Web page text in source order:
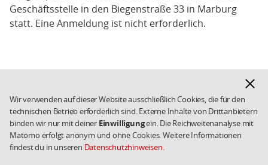
Wir verwenden auf dieser Website ausschließlich Cookies, die für den
technischen Betrieb erforderlich sind. Externe Inhalte von Drittanbietern
binden wir nur mit deiner Einwilligungein. Die Reichweitenanalyse mit
Matomo erfolgt anonym und ohne Cookies. Weitere Informationen
findest du in unseren Datenschutzhinweisen.
Geschäftsstelle in den Biegenstraße 33 in Marburg
statt. Eine Anmeldung ist nicht erforderlich.
in
den
sozialen
Netzwerken
Weiterführende
Links/Kleingedrucktes
Kontakt
Datenschutz
Impressum
SPD.de
Cookies
Copyright 2026 SPD